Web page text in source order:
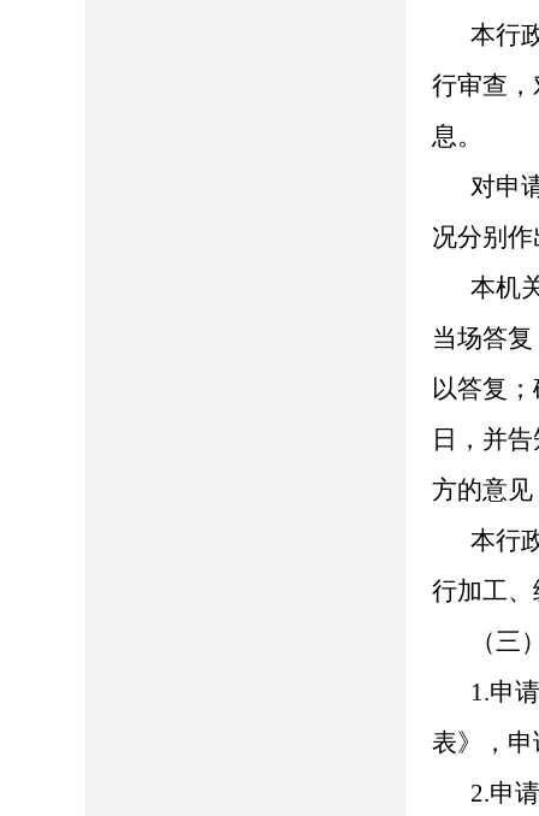
本行
行审查
息。
对申
况分别
本机
当场答
以答复
日，并
方的意
本行
行加工
（三
1.申
表》，
2.申